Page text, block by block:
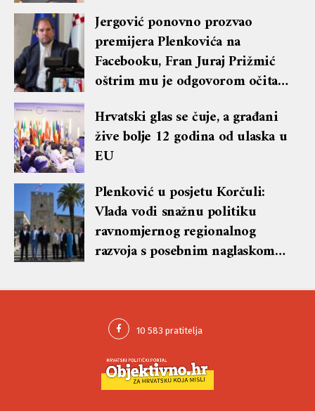
Jergović ponovno prozvao
premijera Plenkovića na
Facebooku, Fran Juraj Prižmić
oštrim mu je odgovorom očitao
komentara
Hrvatski glas se čuje, a građani
žive bolje 12 godina od ulaska u
EU
Plenković u posjetu Korčuli:
Vlada vodi snažnu politiku
ravnomjernog regionalnog
razvoja s posebnim naglaskom